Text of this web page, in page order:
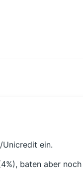
ein.
baten aber